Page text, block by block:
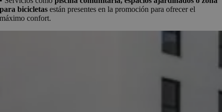
para bicicletas están presentes en la promoción para ofrecer el
máximo confort.